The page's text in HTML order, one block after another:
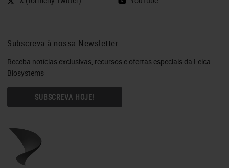
Subscreva à nossa Newsletter
Receba notícias exclusivas, recursos e ofertas especiais da Leica
Biosystems
SUBSCREVA HOJE!